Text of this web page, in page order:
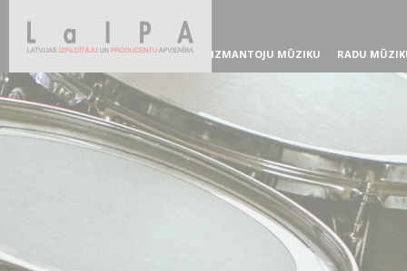
IZMANTOJU MŪZIKU RADU